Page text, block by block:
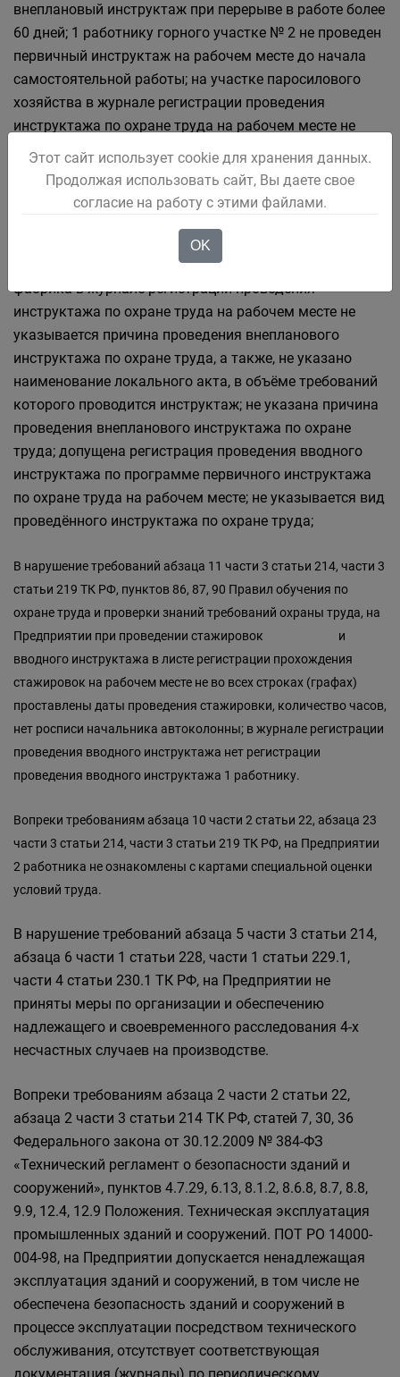
внеплановый инструктаж при перерыве в работе более
60 дней; 1 работнику горного участке № 2 не проведен
первичный инструктаж на рабочем месте до начала
самостоятельной работы; на участке паросилового
хозяйства в журнале регистрации проведения
инструктажа по охране труда на рабочем месте не
указан конкретно какой вид инструктажа проводился
06.09.2023 машинисту кочегару котельной на угле
первичный или внеплановый; допускается указание
локального акта, в объёме требований которого
проводится инструктаж; на участке обогатительная
фабрика в журнале регистрации проведения
инструктажа по охране труда на рабочем месте не
указывается причина проведения внепланового
инструктажа по охране труда, а также, не указано
наименование локального акта, в объёме требований
которого проводится инструктаж; не указана причина
проведения внепланового инструктажа по охране
труда; допущена регистрация проведения вводного
инструктажа по программе первичного инструктажа
по охране труда на рабочем месте; не указывается вид
проведённого инструктажа по охране труда;
В нарушение требований абзаца 11 части 3 статьи 214, части 3
статьи 219 ТК РФ, пунктов 86, 87, 90 Правил обучения по
охране труда и проверки знаний требований охраны труда, на
Предприятии при проведении стажировок и
вводного инструктажа в листе регистрации прохождения
стажировок на рабочем месте не во всех строках (графах)
проставлены даты проведения стажировки, количество часов,
нет росписи начальника автоколонны; в журнале регистрации
проведения вводного инструктажа нет регистрации
проведения вводного инструктажа 1 работнику.
Вопреки требованиям абзаца 10 части 2 статьи 22, абзаца 23
части 3 статьи 214, части 3 статьи 219 ТК РФ, на Предприятии
2 работника не ознакомлены с картами специальной оценки
условий труда.
В нарушение требований абзаца 5 части 3 статьи 214,
абзаца 6 части 1 статьи 228, части 1 статьи 229.1,
части 4 статьи 230.1 ТК РФ, на Предприятии не
приняты меры по организации и обеспечению
надлежащего и своевременного расследования 4-х
несчастных случаев на производстве.
Вопреки требованиям абзаца 2 части 2 статьи 22,
абзаца 2 части 3 статьи 214 ТК РФ, статей 7, 30, 36
Федерального закона от 30.12.2009 № 384-ФЗ
«Технический регламент о безопасности зданий и
сооружений», пунктов 4.7.29, 6.13, 8.1.2, 8.6.8, 8.7, 8.8,
9.9, 12.4, 12.9 Положения. Техническая эксплуатация
промышленных зданий и сооружений. ПОТ РО 14000-
004-98, на Предприятии допускается ненадлежащая
эксплуатация зданий и сооружений, в том числе не
обеспечена безопасность зданий и сооружений в
процессе эксплуатации посредством технического
обслуживания, отсутствует соответствующая
Этот сайт использует cookie для хранения данных.
Продолжая использовать сайт, Вы даете свое
согласие на работу с этими файлами.
OK